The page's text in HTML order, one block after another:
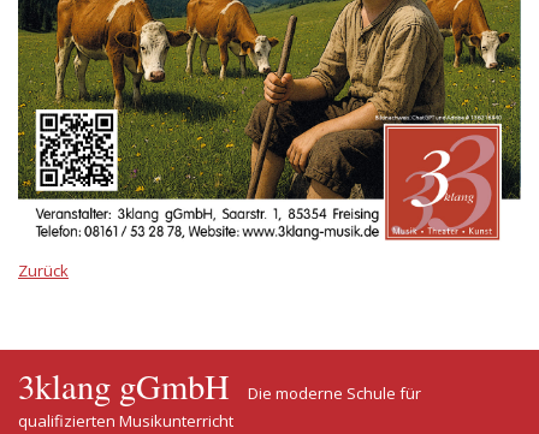
Zurück
3klang gGmbH
Die moderne Schule für
qualifizierten Musikunterricht